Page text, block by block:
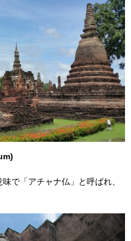
で「アチャナ仏」と呼ばれ、